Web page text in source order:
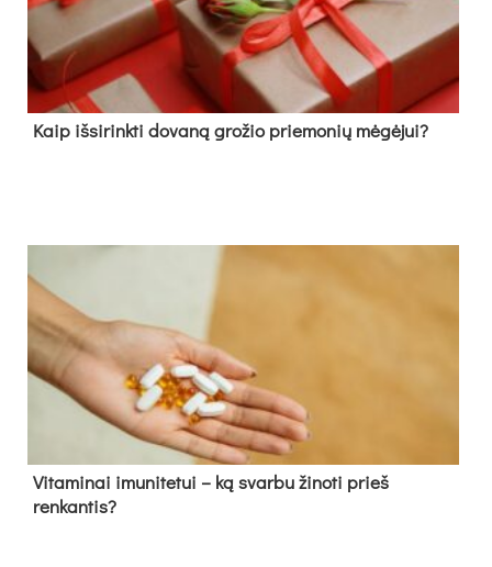
Kaip išsirinkti dovaną grožio priemonių mėgėjui?
Vitaminai imunitetui – ką svarbu žinoti prieš
renkantis?